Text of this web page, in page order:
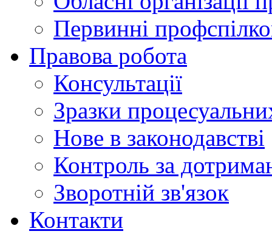
Первинні
Правова робота
Консультації
Зразки
Нове в законодавстві
Контроль за
Зворотній зв'язок
Контакти